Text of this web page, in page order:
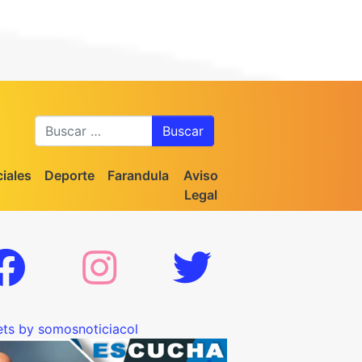
Deporte Farandula
Aviso
Legal
by somosnoticiacol